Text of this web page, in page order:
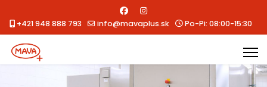
+421 948 888 793 info@mavaplus.sk Po-Pi: 08:00-15:30